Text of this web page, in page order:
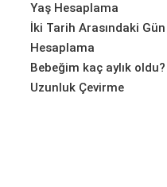
Yaş Hesaplama
İki Tarih Arasındaki Gün
Hesaplama
Bebeğim kaç aylık oldu?
Uzunluk Çevirme